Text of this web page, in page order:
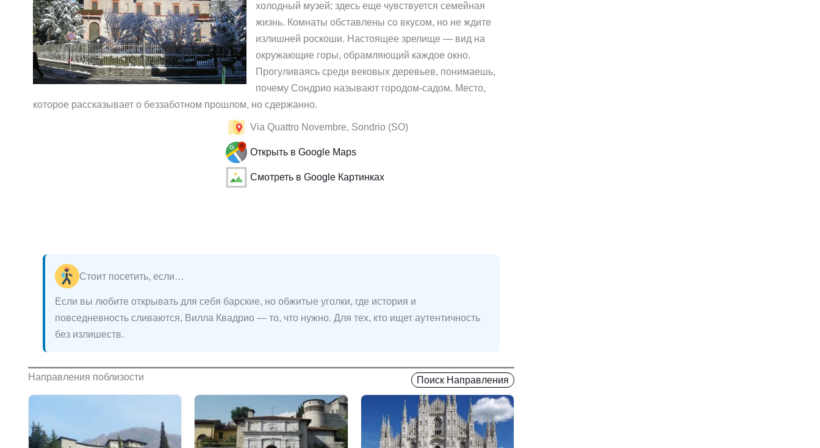
холодный музей; здесь еще чувствуется семейная
жизнь. Комнаты обставлены со вкусом, но не ждите
излишней роскоши. Настоящее зрелище — вид на
окружающие горы, обрамляющий каждое окно.
Прогуливаясь среди вековых деревьев, понимаешь,
почему Сондрио называют городом-садом. Место,
которое рассказывает о беззаботном прошлом, но сдержанно.
Via Quattro Novembre, Sondrio (SO)
Открыть в Google Maps
Смотреть в Google Картинках
Стоит посетить, если…
Если вы любите открывать для себя барские, но обжитые уголки, где история и
повседневность сливаются, Вилла Квадрио — то, что нужно. Для тех, кто ищет аутентичность
без излишеств.
Направления поблизости Поиск Направления